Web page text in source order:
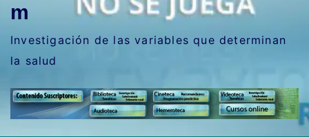
m
Investigación de las variables que determinan
la salud